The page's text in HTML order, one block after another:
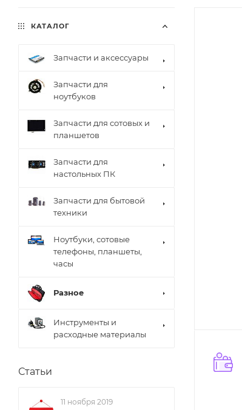
КАТАЛОГ
Запчасти и аксессуары
Запчасти для
ноутбуков
Запчасти для сотовых и
планшетов
Запчасти для
настольных ПК
Запчасти для бытовой
техники
Ноутбуки, сотовые
телефоны, планшеты,
часы
Разное
Инструменты и
расходные материалы
Статьи
11 ноября 2019